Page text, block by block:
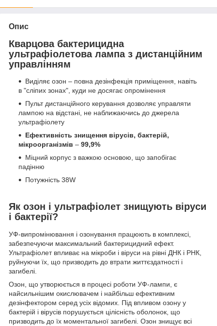
Опис
Кварцова бактерицидна
ультрафіолетова лампа з дистанційним
управлінням
Виділяє озон – повна дезінфекція приміщення, навіть
в "сліпих зонах", куди не досягає опромінення
Пульт дистанційного керування дозволяє управляти
лампою на відстані, не наближаючись до джерела
ультрафіолету
Ефективність знищення вірусів, бактерій,
мікроорганізмів – 99,9%
Міцний корпус з важкою основою, що запобігає
падінню
Потужність 38W
Як озон і ультрафіолет знищують віруси
і бактерії?
УФ-випромінювання і озонування працюють в комплексі,
забезпечуючи максимальний бактерицидний ефект.
Ультрафіолет впливає на мікроби і віруси на рівні ДНК і РНК,
руйнуючи їх, що призводить до втрати життєздатності і
загибелі.
Озон, що утворюється в процесі роботи УФ-лампи, є
найсильнішим окислювачем і найбільш ефективним
дезінфектором серед усіх відомих. Під впливом озону у
бактерій і вірусів порушується цілісність оболонок, що
призводить до їх моментальної загибелі. Озон знищує всі